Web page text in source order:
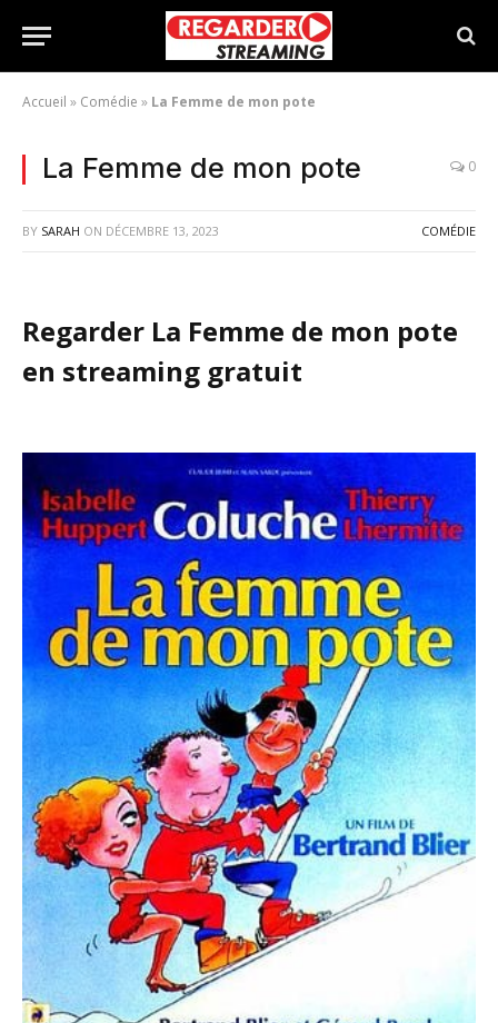
Accueil » Comédie » La Femme de mon pote
La Femme de mon pote 0
BY SARAH ON DÉCEMBRE 13, 2023 COMÉDIE
Regarder La Femme de mon pote
en streaming gratuit